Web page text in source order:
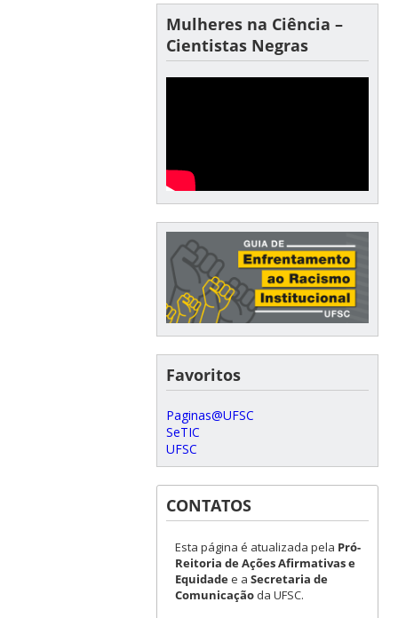
Mulheres na Ciência –
Cientistas Negras
Favoritos
Paginas@UFSC
SeTIC
UFSC
CONTATOS
Esta página é atualizada pela Pró-
Reitoria de Ações Afirmativas e
Equidadee a Secretaria de
Comunicaçãoda UFSC.